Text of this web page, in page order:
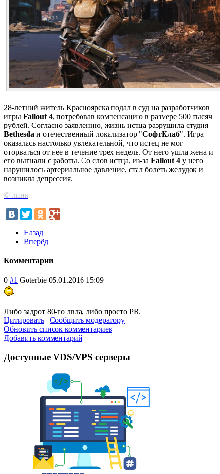
28-летний житель Красноярска подал в суд на разработчиков
игры Fallout 4, потребовав компенсацию в размере 500 тысяч
рублей. Согласно заявлению, жизнь истца разрушила студия
Bethesda и отечественный локализатор "СофтКлаб". Игра
оказалась настолько увлекательной, что истец не мог
оторваться от нее в течение трех недель. От него ушла жена и
его выгнали с работы. Со слов истца, из-за Fallout 4 у него
нарушилось артериальное давление, стал болеть желудок и
возникла депрессия.
© линк
Назад
Вперёд
Комментарии
0 #1 Goterbie 05.01.2016 15:09
Либо задрот 80-го лвла, либо просто PR.
Цитировать | Сообщить модератору
Обновить список комментариев
Добавить комментарий
Доступные VDS/VPS серверы